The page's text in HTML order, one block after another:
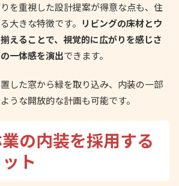
を重視した設計提案が得意な点も、住
大きな特徴です。 リビングの床材とウ
えることで、視覚的に広がりを感じさ
一体感を演出できます。
した窓から緑を取り込み、内装の一部
うな開放的な計画も可能です。
の内装を採用する
ト